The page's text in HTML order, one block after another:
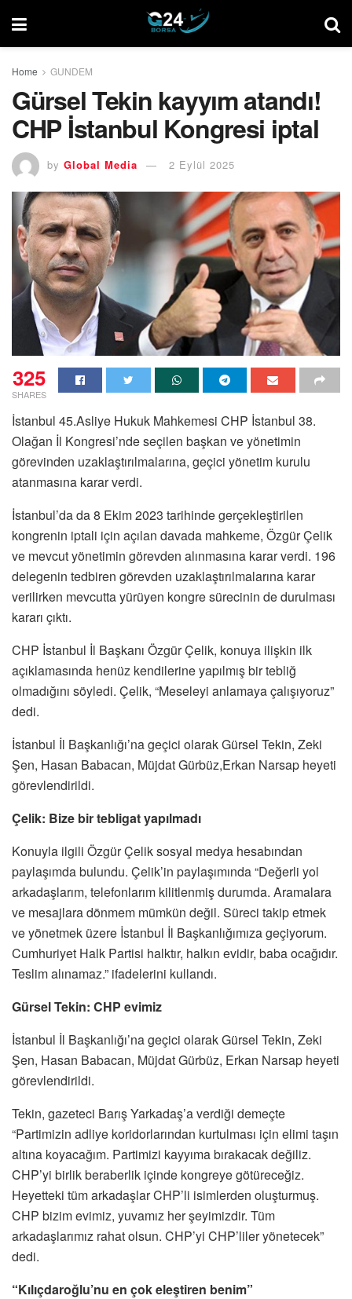
Home GUNDEM
Gürsel Tekin kayyım atandı!
CHP İstanbul Kongresi iptal
by Global Media 2 Eylül 2025
325
SHARES
İstanbul 45.Asliye Hukuk Mahkemesi CHP İstanbul 38.
Olağan İl Kongresi’nde seçilen başkan ve yönetimin
görevinden uzaklaştırılmalarına, geçici yönetim kurulu
atanmasına karar verdi.
İstanbul’da da 8 Ekim 2023 tarihinde gerçekleştirilen
kongrenin iptali için açılan davada mahkeme, Özgür Çelik
ve mevcut yönetimin görevden alınmasına karar verdi. 196
delegenin tedbiren görevden uzaklaştırılmalarına karar
verilirken mevcutta yürüyen kongre sürecinin de durulması
kararı çıktı.
CHP İstanbul İl Başkanı Özgür Çelik, konuya ilişkin ilk
açıklamasında henüz kendilerine yapılmış bir tebliğ
olmadığını söyledi. Çelik, “Meseleyi anlamaya çalışıyoruz”
dedi.
İstanbul İl Başkanlığı’na geçici olarak Gürsel Tekin, Zeki
Şen, Hasan Babacan, Müjdat Gürbüz,Erkan Narsap heyeti
görevlendirildi.
Çelik: Bize bir tebligat yapılmadı
Konuyla ilgili Özgür Çelik sosyal medya hesabından
paylaşımda bulundu. Çelik’in paylaşımında “Değerli yol
arkadaşlarım, telefonlarım kilitlenmiş durumda. Aramalara
ve mesajlara dönmem mümkün değil. Süreci takip etmek
ve yönetmek üzere İstanbul İl Başkanlığımıza geçiyorum.
Cumhuriyet Halk Partisi halktır, halkın evidir, baba ocağıdır.
Teslim alınamaz.” ifadelerini kullandı.
Gürsel Tekin: CHP evimiz
İstanbul İl Başkanlığı’na geçici olarak Gürsel Tekin, Zeki
Şen, Hasan Babacan, Müjdat Gürbüz, Erkan Narsap heyeti
görevlendirildi.
Tekin, gazeteci Barış Yarkadaş’a verdiği demeçte
“Partimizin adliye koridorlarından kurtulması için elimi taşın
altına koyacağım. Partimizi kayyıma bırakacak değiliz.
CHP’yi birlik beraberlik içinde kongreye götüreceğiz.
Heyetteki tüm arkadaşlar CHP’li isimlerden oluşturmuş.
CHP bizim evimiz, yuvamız her şeyimizdir. Tüm
arkadaşlarımız rahat olsun. CHP’yi CHP’liler yönetecek”
dedi.
“Kılıçdaroğlu’nu en çok eleştiren benim”